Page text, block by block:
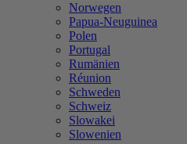
Norwegen
Papua-Neuguinea
Polen
Portugal
Rumänien
Réunion
Schweden
Schweiz
Slowakei
Slowenien